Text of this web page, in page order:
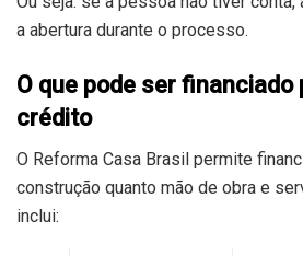
a abertura durante o processo.
O que pode ser financiado
crédito
O Reforma Casa Brasil permite
construção quanto mão de obra e
inclui: